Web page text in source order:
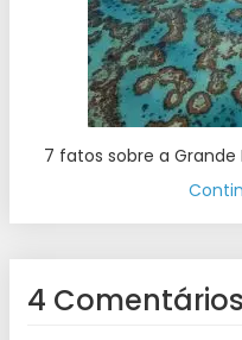
7 fatos sobre a Grande
4 Comentários